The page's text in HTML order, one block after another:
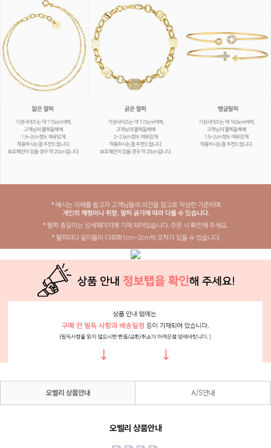
오벨리 상품안내 A/S안내
오벨리 상품안내